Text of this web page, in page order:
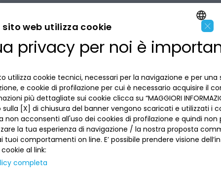
LA BANCA
Dove siamo
Lavora con noi
Reclami
INFORMAZIONI PER IL CLIENTE
Privacy
La tua scelta sui cookies
Informativa al pubblico
Sepa
Sicurezza
ACCESSIBILITÀ E APP
SEGUICI SUI SOCIAL
ENGLISH
×
sito web utilizza cookie
privacy per noi è
utilizza cookie tecnici, necessari per la navigazione e per una
e cookie di profilazione per cui è necessario acquisire il
più dettagliate sui cookie clicca su “MAGGIORI
[X] di chiusura del banner vengono scaricati e utilizzati i
non acconsenti all'uso dei cookies di profilazione e quindi non
la tua esperienza di navigazione / la nostra proposta
tuoi comportamenti on line. E’ possibile prendere visione
al link:
completa